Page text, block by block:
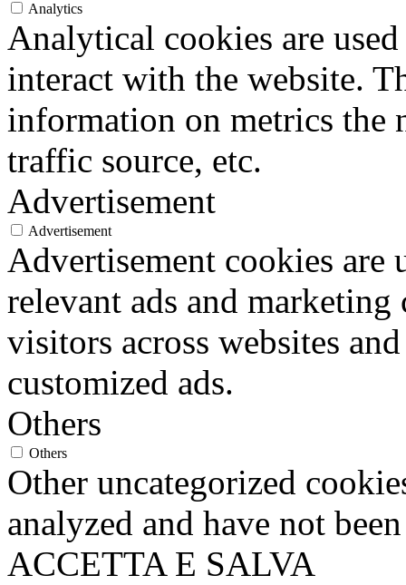
Analytics
Analytical cookies are
interact with the website.
information on metrics the
traffic source, etc.
Advertisement
Advertisement
Advertisement cookies
relevant ads and marketing
visitors across websites
customized ads.
Others
Others
Other uncategorized
analyzed and have not
ACCETTA E SALVA